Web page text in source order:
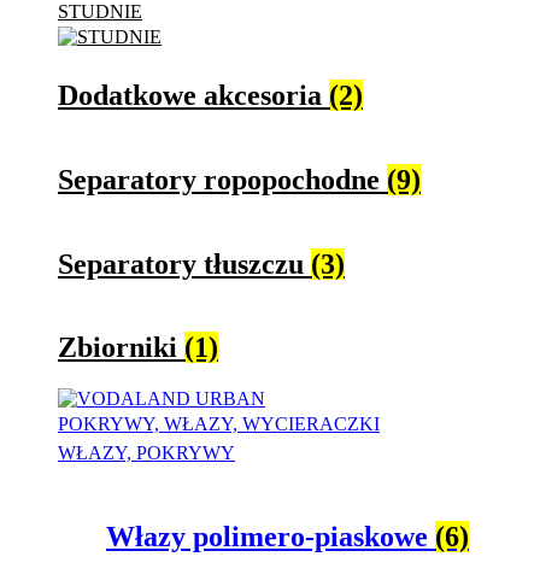
STUDNIE
Dodatkowe akcesoria (2)
Separatory ropopochodne (9)
Separatory tłuszczu (3)
Zbiorniki (1)
POKRYWY, WŁAZY, WYCIERACZKI
WŁAZY, POKRYWY
Włazy polimero-piaskowe (6)